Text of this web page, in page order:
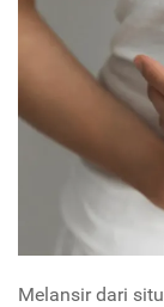
Melansir dari